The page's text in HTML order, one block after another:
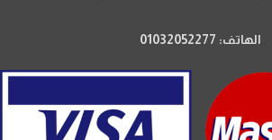
الهاتف: 01032052277